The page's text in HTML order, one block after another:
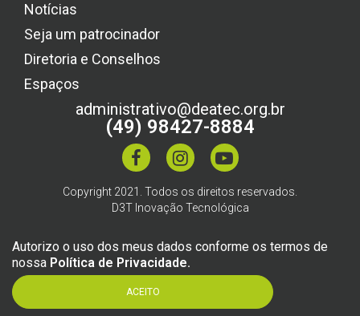
Notícias
Seja um patrocinador
Diretoria e Conselhos
Espaços
administrativo@deatec.org.br
(49) 98427-8884
Copyright 2021. Todos os direitos reservados.
D3T Inovação Tecnológica
Autorizo o uso dos meus dados conforme os termos de
nossa Política de Privacidade.
ACEITO